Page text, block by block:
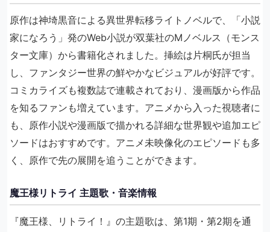
原作は神埼黒音による異世界転移ライトノベルで、「小説
家になろう」発のWeb小説が双葉社のMノベルス（モンス
ター文庫）から書籍化されました。挿絵は片桐氏が担当
し、ファンタジー世界の鮮やかなビジュアルが好評です。
コミカライズも複数誌で連載されており、漫画版から作品
を知るファンも増えています。アニメから入った視聴者に
も、原作小説や漫画版で描かれる詳細な世界観や追加エピ
ソードはおすすめです。アニメ未映像化のエピソードも多
く、原作で先の展開を追うことができます。
魔王様リトライ 主題歌・音楽情報
『魔王様、リトライ！』の主題歌は、第1期・第2期を通